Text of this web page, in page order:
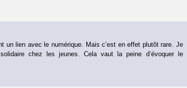
un lien avec le numérique. Mais c’est en effet plutôt rare. Je
chez les jeunes. Cela vaut la peine d’évoquer le